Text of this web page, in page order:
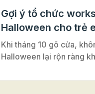
Gợi ý tổ chức
Halloween cho trẻ
Khi tháng 10 gõ cửa,
Halloween lại rộn ràng
Anh cho tới những câu